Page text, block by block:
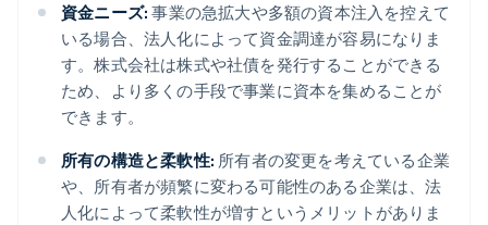
資金ニーズ: 事業の急拡大や多額の資本注入を控えて
いる場合、法人化によって資金調達が容易になりま
す。株式会社は株式や社債を発行することができる
ため、より多くの手段で事業に資本を集めることが
できます。
所有の構造と柔軟性: 所有者の変更を考えている企業
や、所有者が頻繁に変わる可能性のある企業は、法
人化によって柔軟性が増すというメリットがありま